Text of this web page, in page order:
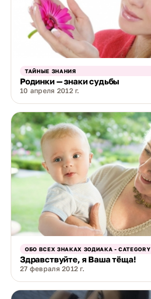
ТАЙНЫЕ ЗНАНИЯ
Родинки — знаки судьбы
10 апреля 2012 г.
ОБО ВСЕХ ЗНАКАХ ЗОДИАКА - CATEGORY
Здравствуйте, я Ваша тёща!
27 февраля 2012 г.